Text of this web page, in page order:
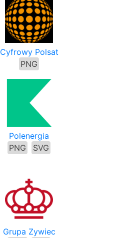
Cyfrowy Polsat
PNG
Polenergia
PNG
SVG
Grupa Zywiec